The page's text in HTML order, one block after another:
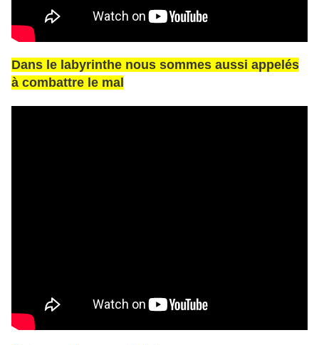
Dans le labyrinthe nous sommes aussi appelés
à combattre le mal